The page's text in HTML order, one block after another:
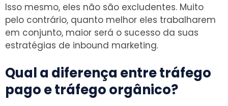
Isso mesmo, eles não são excludentes. Muito
pelo contrário, quanto melhor eles trabalharem
em conjunto, maior será o sucesso da suas
estratégias de inbound marketing.
Qual a diferença entre tráfego
pago e tráfego orgânico?